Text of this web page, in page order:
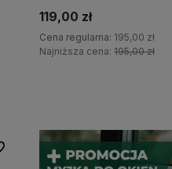
119,00 zł
Cena regularna: 195,00 zł
Najniższa cena: 195,00 zł
ulubionych